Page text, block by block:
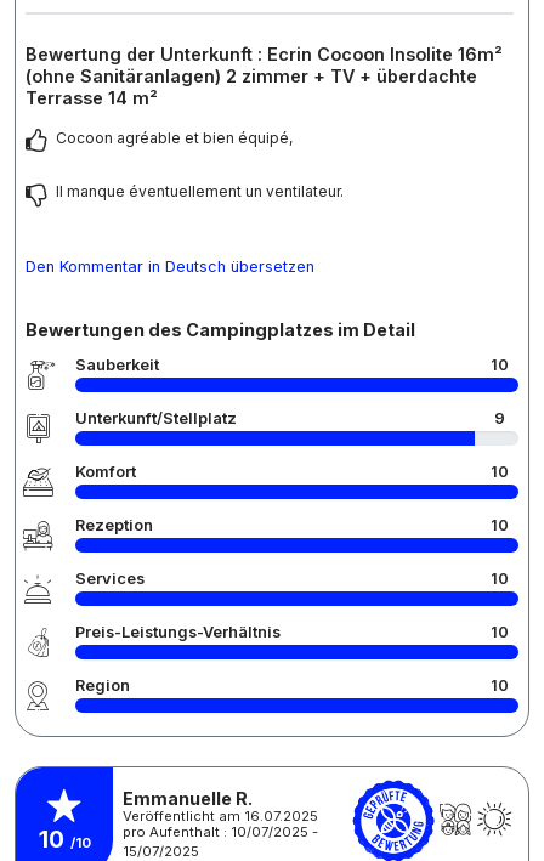
Bewertung der Unterkunft : Ecrin Cocoon Insolite 16m²
(ohne Sanitäranlagen) 2 zimmer + TV + überdachte
Terrasse 14 m²
Cocoon agréable et bien équipé,
Il manque éventuellement un ventilateur.
Den Kommentar in Deutsch übersetzen
Bewertungen des Campingplatzes im Detail
Sauberkeit 10
Unterkunft/Stellplatz 9
Komfort 10
Rezeption 10
Services 10
Preis-Leistungs-Verhältnis 10
Region 10
10 /10
Emmanuelle R.
Veröffentlicht am 16.07.2025
pro Aufenthalt : 10/07/2025 -
15/07/2025